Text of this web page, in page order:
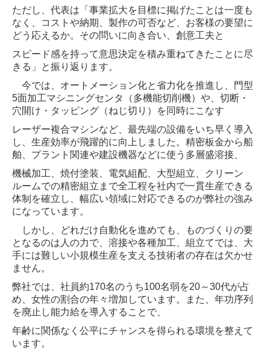
ただし、代表は「事業拡大を目標に掲げたことは一度も
なく、コストや納期、製作の可否など、お客様の要望に
どう応えるか。その問いに向き合い、創意工夫と
スピード感を持って意思決定を積み重ねてきたことに尽
きる」と振り返ります。
今では、オートメーション化と省力化を推進し、門型
5面加工マシニングセンタ（多機能切削機）や、切断・
穴開け・タッピング（ねじ切り）を同時にこなす
レーザー複合マシンなど、最先端の設備をいち早く導入
し、生産効率が飛躍的に向上しました。精密板金から船
舶、プラント関連や建設機器などに使う多層盛溶接、
機械加工、焼付塗装、電気組配、大型組立、クリーン
ルームでの精密組立まで全工程を社内で一貫生産できる
体制を確立し、幅広い領域に対応できるのが弊社の強み
になっています。
しかし、どれだけ自動化を進めても、ものづくりの要
となるのは人の力で、溶接や各種加工、組立てでは、大
手には難しい小規模生産を支える技術者の存在は欠かせ
ません。
弊社では、社員約170名のうち100名弱を20～30代が占
め、女性の割合の年々増加しています。また、年功序列
を廃止し能力給を導入することで、
年齢に関係なく公平にチャンスを得られる環境を整えて
います。